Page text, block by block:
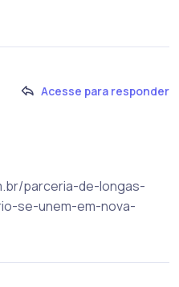
Acesse para responder
parceria-de-longas-
se-unem-em-nova-